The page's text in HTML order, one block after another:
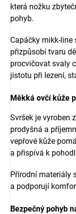
která nožku
pohyb.
Capáčky mikk-
přizpůsobí tvaru
procvičovat svaly
jistotu při lezení,
Měkká ovčí kůže
Svršek je vyroben
prodyšná a
vepřové kůže
a přispívá k
Přírodní materiály
a podporují
Bezpečný pohyb